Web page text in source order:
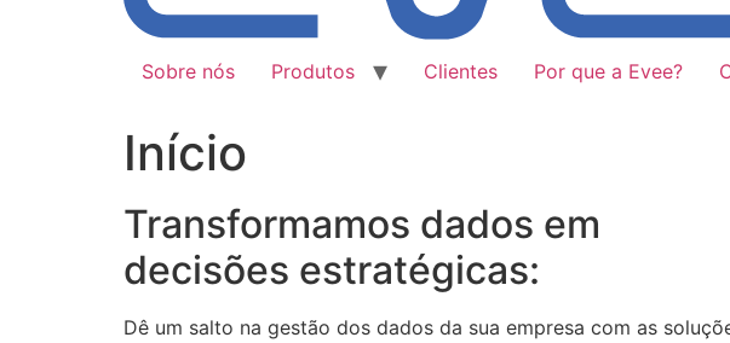
Sobre nós Produtos Clientes Por que a Evee?
Início
Transformamos dados em
decisões estratégicas:
Dê um salto na gestão dos dados da sua empresa com as